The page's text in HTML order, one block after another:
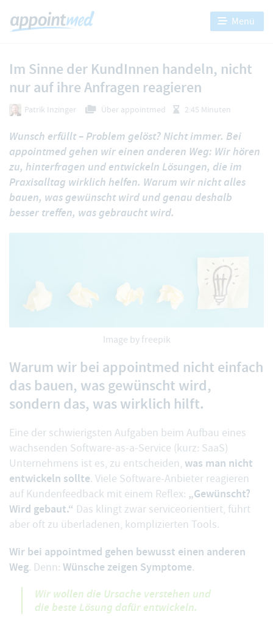
Menü
Im Sinne der KundInnen handeln, nicht
nur auf ihre Anfragen reagieren
Patrik Inzinger Über appointmed 2:45 Minuten
Wunsch erfüllt – Problem gelöst? Nicht immer. Bei
appointmed gehen wir einen anderen Weg: Wir hören
zu, hinterfragen und entwickeln Lösungen, die im
Praxisalltag wirklich helfen. Warum wir nicht alles
bauen, was gewünscht wird und genau deshalb
besser treffen, was gebraucht wird.
Image by freepik
Warum wir bei appointmed nicht einfach
das bauen, was gewünscht wird,
sondern das, was wirklich hilft.
Eine der schwierigsten Aufgaben beim Aufbau eines
wachsenden Software-as-a-Service (kurz: SaaS)
Unternehmens ist es, zu entscheiden, was man nicht
entwickeln sollte. Viele Software-Anbieter reagieren
auf Kundenfeedback mit einem Reflex: „Gewünscht?
Wird gebaut.“ Das klingt zwar serviceorientiert, führt
aber oft zu überladenen, komplizierten Tools.
Wir bei appointmed gehen bewusst einen anderen
Weg. Denn: Wünsche zeigen Symptome.
Wir wollen die Ursache verstehen und
die beste Lösung dafür entwickeln.